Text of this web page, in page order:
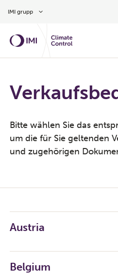
IMI grupp
Bitte wählen Sie das
um die für Sie geltenden
und zugehörigen
Austria
Belgium